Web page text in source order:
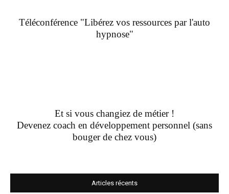
Téléconférence "Libérez vos ressources par l'auto
hypnose"
Et si vous changiez de métier !
Devenez coach en développement personnel (sans
bouger de chez vous)
Articles récents